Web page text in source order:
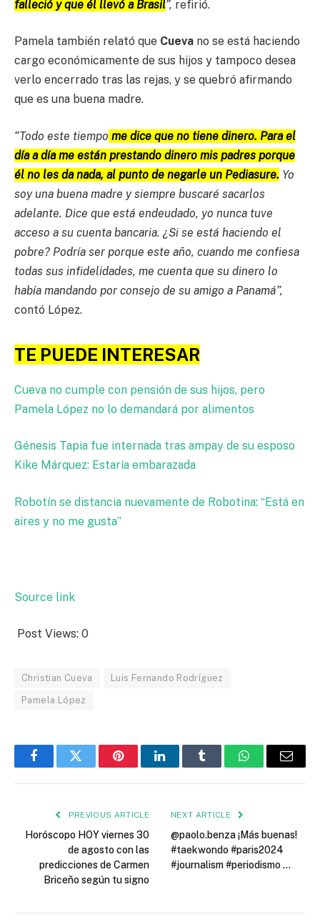
falleció y que él llevó a Brasil”, refirió.
Pamela también relató que Cueva no se está haciendo
cargo económicamente de sus hijos y tampoco desea
verlo encerrado tras las rejas, y se quebró afirmando
que es una buena madre.
“Todo este tiempo me dice que no tiene dinero. Para el
día a día me están prestando dinero mis padres porque
él no les da nada, al punto de negarle un Pediasure. Yo
soy una buena madre y siempre buscaré sacarlos
adelante. Dice que está endeudado, yo nunca tuve
acceso a su cuenta bancaria. ¿Si se está haciendo el
pobre? Podría ser porque este año, cuando me confiesa
todas sus infidelidades, me cuenta que su dinero lo
había mandando por consejo de su amigo a Panamá”,
contó López.
TE PUEDE INTERESAR
Cueva no cumple con pensión de sus hijos, pero
Pamela López no lo demandará por alimentos
Génesis Tapia fue internada tras ampay de su esposo
Kike Márquez: Estaría embarazada
Robotín se distancia nuevamente de Robotina: “Está en
aires y no me gusta”
Source link
Post Views: 0
Christian Cueva Luis Fernando Rodríguez
Pamela López
FacebookTwitter PinterestLinkedInTumblr WhatsAppEmail
PREVIOUS ARTICLE
Horóscopo HOY viernes 30
de agosto con las
predicciones de Carmen
Briceño según tu signo
NEXT ARTICLE
@paolo.benza ¡Más buenas!
#taekwondo #paris2024
#journalism #periodismo …